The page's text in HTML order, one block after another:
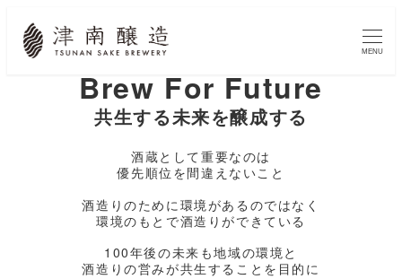
MENU
Brew For Future
共生する未来を醸成する
酒蔵として重要なのは
優先順位を間違えないこと
酒造りのために環境があるのではなく
環境のもとで酒造りができている
100年後の未来も地域の環境と
酒造りの営みが共生することを目的に